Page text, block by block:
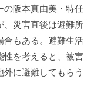
の阪本真由美・特任
、災害直後は避難所
合もある。避難生活
性を考えると、被害
に避難してもらう